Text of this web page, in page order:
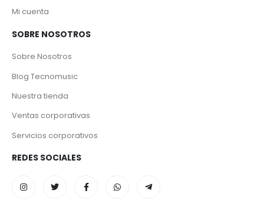
Mi cuenta
SOBRE NOSOTROS
Sobre Nosotros
Blog Tecnomusic
Nuestra tienda
Ventas corporativas
Servicios corporativos
REDES SOCIALES